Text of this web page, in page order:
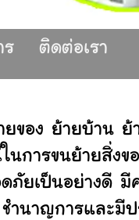
ร ติดต่อเรา
ยของ ย้ายบ้าน
ารขนย้ายสิ่งข
ดภัยเป็นอย่าง
ำนาญการและ